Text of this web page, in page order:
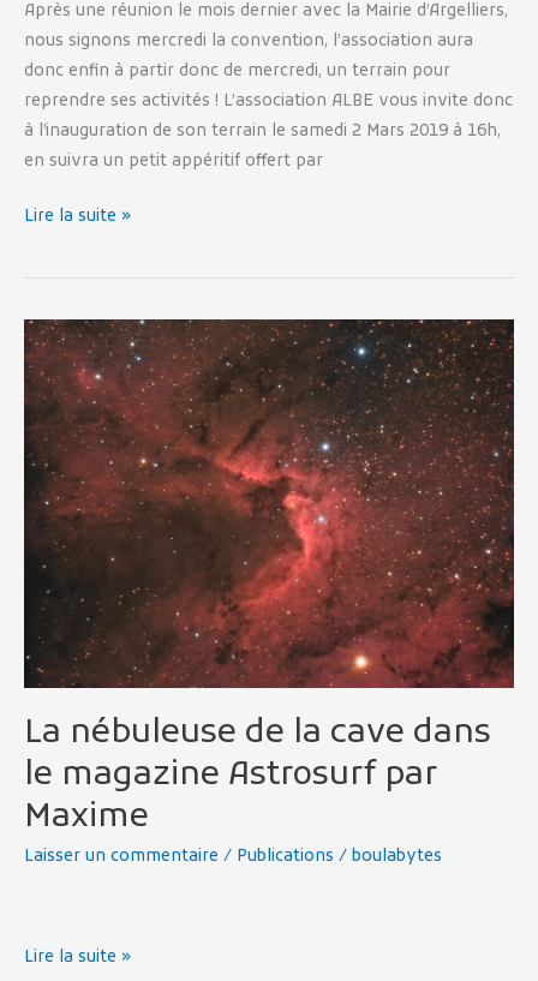
Après une réunion le mois dernier avec la Mairie d’Argelliers,
nous signons mercredi la convention, l’association aura
donc enfin à partir donc de mercredi, un terrain pour
reprendre ses activités ! L’association ALBE vous invite donc
à l’inauguration de son terrain le samedi 2 Mars 2019 à 16h,
en suivra un petit appéritif offert par
Lire la suite »
La nébuleuse de la cave dans
le magazine Astrosurf par
Maxime
Laisser un commentaire / Publications / boulabytes
La
nébuleuse
de
la
cave
dans
magazine
Astrosurf
par
Maxime
Lire la suite »